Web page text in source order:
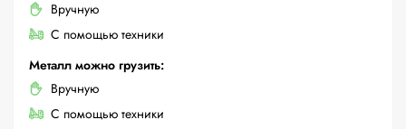
Вручную
С помощью техники
Металл можно грузить:
Вручную
С помощью техники